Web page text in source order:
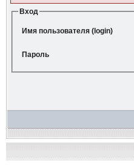
Вход
Имя пользователя (login)
Пароль